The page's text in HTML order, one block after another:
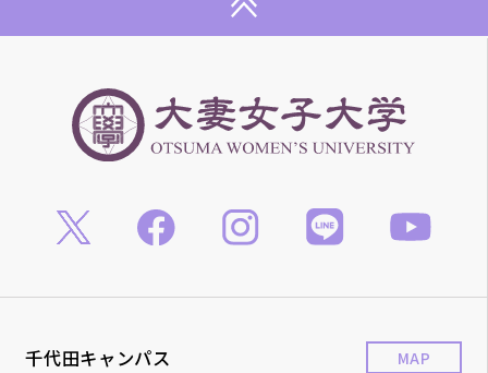
千代田キャンパス MAP